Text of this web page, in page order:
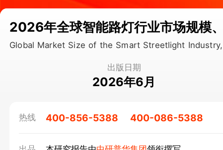
2026年全球智能路灯行业市场规模
Global Market Size of the Smart Streetlight
出版日期
2026年6月
热线 400-856-5388 400-086-5388